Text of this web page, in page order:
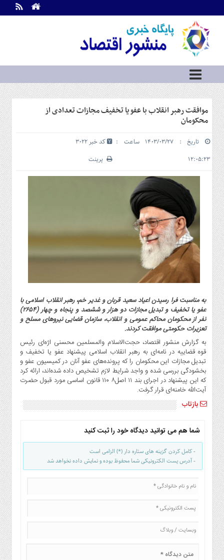
اطلاعات
تماس
ما
درباره
ما
سرویس
ها
خانه
سرمایه
و
بورس
و
شهری
گاز
و
پتروشیمی
صنعت
و
خودرو
استارت
آپ
و
فن
آوری
بانک
،
بیمه
و
ارز
دیجیتال
کشاورزی
و
صنایع
غذایی
و
بین
الملل
روز
موافقت رهبر انقلاب با عفو یا تخفیف مجازات تعدادی از
محکومان
تاریخ : ۱۴۰۳/۰۳/۲۷ ساعت :
۱۲:۰۵:۲۳
کد خبر 3022
پرینت
به مناسبت فرا رسیدن اعیاد سعید قربان و غدیر خم، رهبر انقلاب اسلامی با
عفو یا تخفیف و تبدیل مجازات دو هزار و ششصد و پنجاه و چهار (۲۶۵۴)
نفر از محکومان محاکم عمومی و انقلاب، سازمان قضایی نیروهای مسلح و
تعزیرات حکومتی موافقت کردند.
به گزارش منشور اقتصاد، حجت‌الاسلام والمسلمین محسنی اژه‌ای رئیس
قوه قضاییه در نامه‌ای به رهبر انقلاب اسلامی پیشنهاد عفو یا تخفیف و
تبدیل مجازات این محکومان را که پرونده‌های عفو آنان در کمیسیون عفو و
بخشودگی بررسی شده و واجد شرایط لازم تشخیص داده شده‌اند، ارائه کرد
که این پیشنهاد در اجرای بند ۱۱ اصل۸ ۱۱۰ قانون اساسی مورد قبول حضرت
آیت‌الله خامنه‌ای قرار گرفت.
بازتاب
شما هم می توانید دیدگاه خود را ثبت کنید
- کامل کردن گزینه های ستاره دار (*) الزامی است
- آدرس پست الکترونیکی شما محفوظ بوده و نمایش داده نخواهد شد